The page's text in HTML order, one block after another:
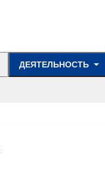
ДЕЯТЕЛЬНОСТЬ